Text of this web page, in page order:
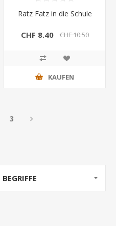
Ratz Fatz in die Schule
CHF 8.40 CHF 10.50
KAUFEN
3